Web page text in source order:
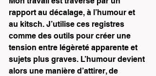
rapport au décalage, à l’humour et
au kitsch. J’utilise ces registres
comme des outils pour créer une
tension entre légèreté apparente et
sujets plus graves. L’humour devient
alors une manière d’attirer, de